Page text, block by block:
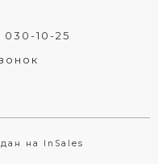
030-10-25
на InSales